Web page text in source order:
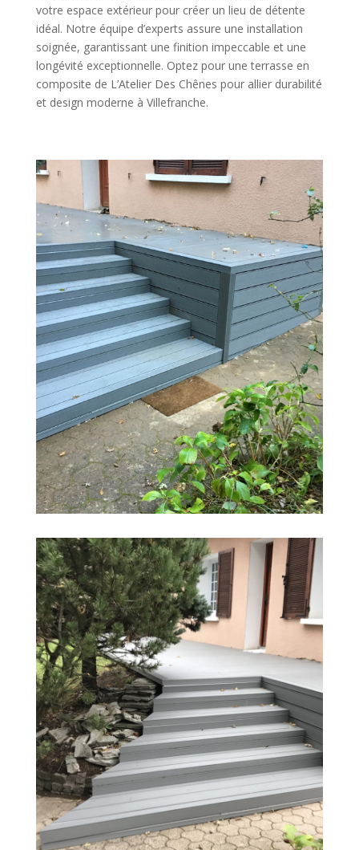
votre espace extérieur pour créer un lieu de détente
idéal. Notre équipe d’experts assure une installation
soignée, garantissant une finition impeccable et une
longévité exceptionnelle. Optez pour une terrasse en
composite de L’Atelier Des Chênes pour allier durabilité
et design moderne à Villefranche.